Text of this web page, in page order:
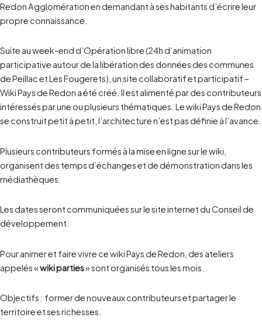
Redon Agglomération en demandant à ses habitants d’écrire leur
propre connaissance.
Suite au week-end d’Opération libre (24h d’animation
participative autour de la libération des données des communes
de Peillac et Les Fougerets), un site collaboratif et participatif –
Wiki Pays de Redon a été créé. Il est alimenté par des contributeurs
intéressés par une ou plusieurs thématiques. Le wiki Pays de Redon
se construit petit à petit, l’architecture n’est pas définie à l’avance.
Plusieurs contributeurs formés à la mise en ligne sur le wiki,
organisent des temps d’échanges et de démonstration dans les
médiathèques.
Les dates seront communiquées sur le site internet du Conseil de
développement.
Pour animer et faire vivre ce wiki Pays de Redon, des ateliers
appelés «wiki parties» sont organisés tous les mois.
Objectifs : former de nouveaux contributeurs et partager le
territoire et ses richesses.